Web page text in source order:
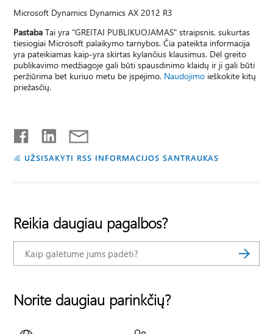
Microsoft Dynamics Dynamics AX 2012 R3
PastabaTai yra "GREITAI PUBLIKUOJAMAS" straipsnis, sukurtas
tiesiogiai Microsoft palaikymo tarnybos. Čia pateikta informacija
yra pateikiamas kaip-yra skirtas kylančius klausimus. Dėl greito
publikavimo medžiagoje gali būti spausdinimo klaidų ir ji gali būti
peržiūrima bet kuriuo metu be įspėjimo. Naudojimo ieškokite kitų
priežasčių.
UŽSISAKYTI RSS INFORMACIJOS SANTRAUKAS
Reikia daugiau pagalbos?
Norite daugiau parinkčių?